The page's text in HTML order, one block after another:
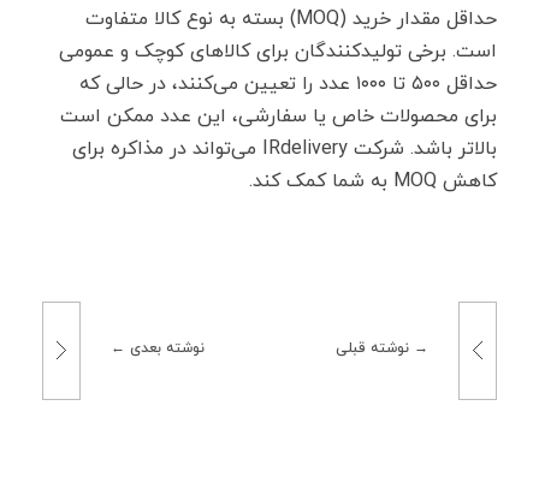
حداقل مقدار خرید (MOQ) بسته به نوع کالا متفاوت
است. برخی تولیدکنندگان برای کالاهای کوچک و عمومی
حداقل ۵۰۰ تا ۱۰۰۰ عدد را تعیین می‌کنند، در حالی که
برای محصولات خاص یا سفارشی، این عدد ممکن است
بالاتر باشد. شرکت IRdelivery می‌تواند در مذاکره برای
کاهش MOQ به شما کمک کند.
نوشته قبلی نوشته بعدی